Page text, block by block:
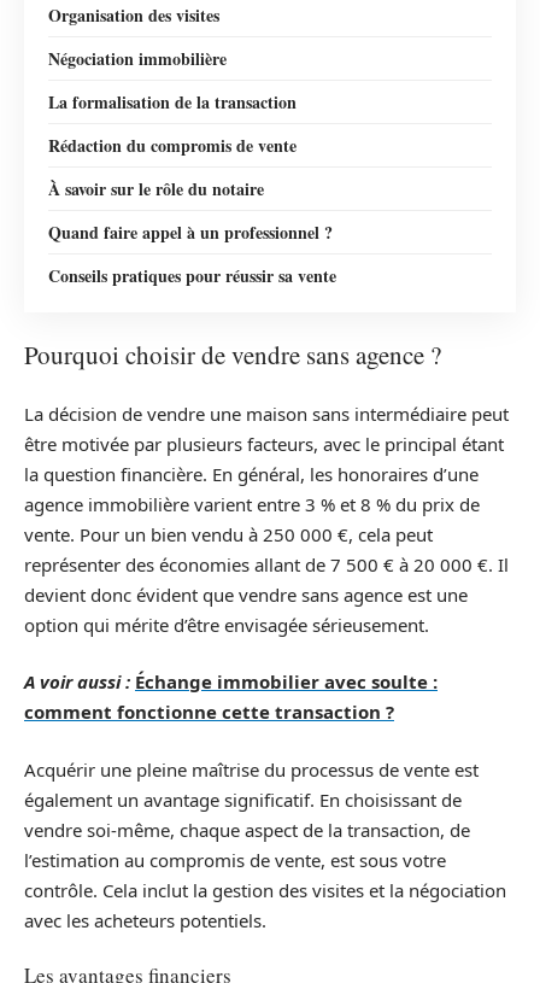
Organisation des visites
Négociation immobilière
La formalisation de la transaction
Rédaction du compromis de vente
À savoir sur le rôle du notaire
Quand faire appel à un professionnel ?
Conseils pratiques pour réussir sa vente
Pourquoi choisir de vendre sans agence ?
La décision de vendre une maison sans intermédiaire peut
être motivée par plusieurs facteurs, avec le principal étant
la question financière. En général, les honoraires d’une
agence immobilière varient entre 3 % et 8 % du prix de
vente. Pour un bien vendu à 250 000 €, cela peut
représenter des économies allant de 7 500 € à 20 000 €. Il
devient donc évident que vendre sans agence est une
option qui mérite d’être envisagée sérieusement.
A voir aussi : Échange immobilier avec soulte :
comment fonctionne cette transaction ?
Acquérir une pleine maîtrise du processus de vente est
également un avantage significatif. En choisissant de
vendre soi-même, chaque aspect de la transaction, de
l’estimation au compromis de vente, est sous votre
contrôle. Cela inclut la gestion des visites et la négociation
avec les acheteurs potentiels.
Les avantages financiers